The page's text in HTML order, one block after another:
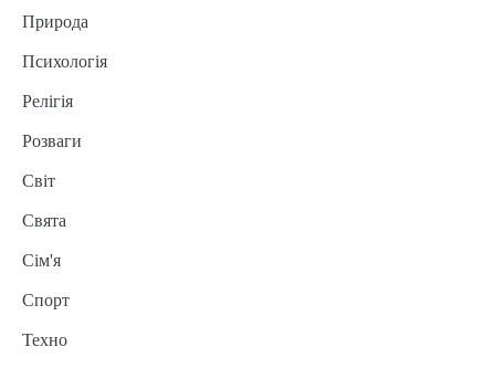
Природа
Психологія
Релігія
Розваги
Світ
Свята
Сім'я
Спорт
Техно